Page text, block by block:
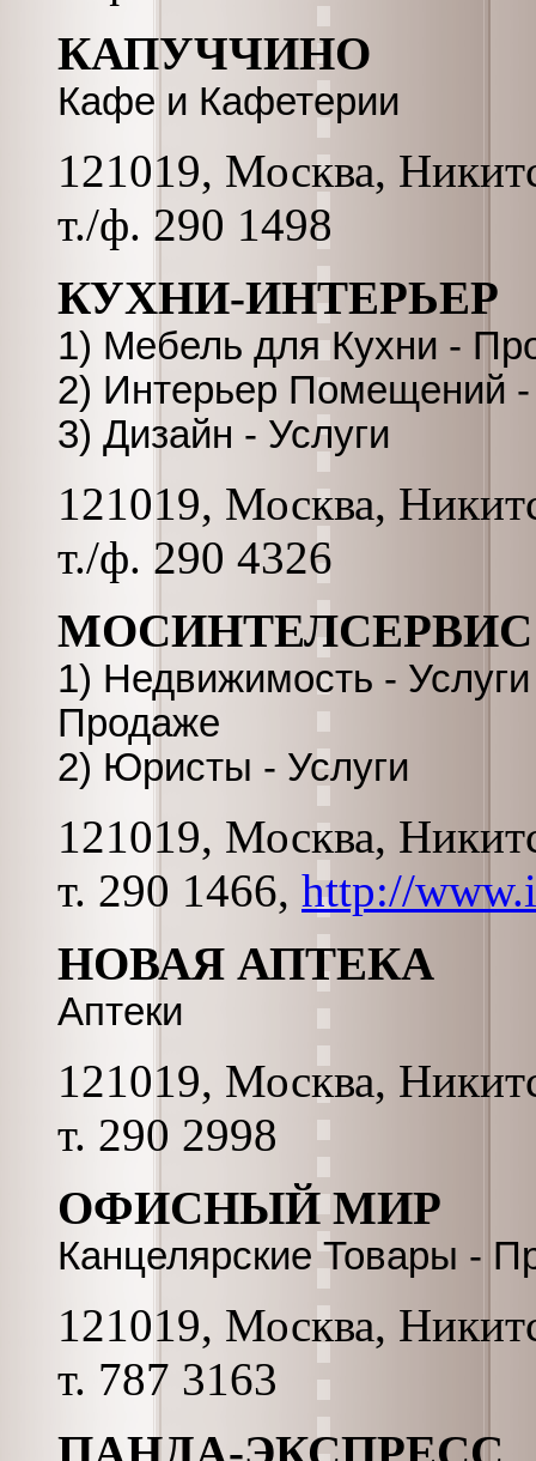
КАПУЧЧИНО
Кафе и Кафетерии
121019, Москва,
т./ф. 290 1498
КУХНИ-ИНТЕРЬЕР
1) Мебель для Кухни -
2) Интерьер Помещений -
3) Дизайн - Услуги
121019, Москва,
т./ф. 290 4326
1) Недвижимость -
Продаже
2) Юристы - Услуги
121019, Москва,
т. 290 1466, http://
НОВАЯ АПТЕКА
Аптеки
121019, Москва,
т. 290 2998
ОФИСНЫЙ МИР
Канцелярские Товары -
121019, Москва,
т. 787 3163